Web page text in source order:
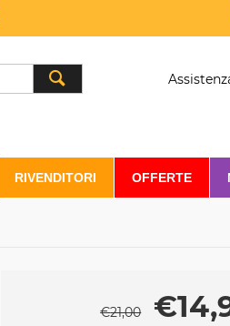
RIVENDITORI OFFERTE
€21,00 €